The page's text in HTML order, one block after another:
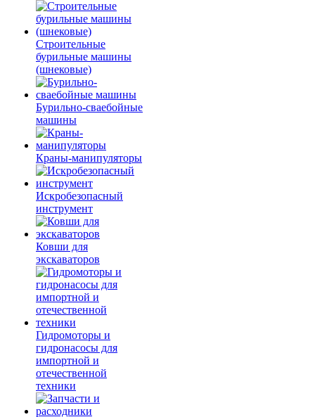
Строительные
бурильные машины
(шнековые)
Бурильно-сваебойные
машины
Краны-манипуляторы
Искробезопасный
инструмент
Ковши для
экскаваторов
Гидромоторы и
гидронасосы для
импортной и
отечественной
техники